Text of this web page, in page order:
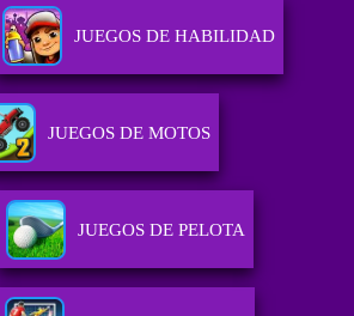
JUEGOS DE HABILIDAD
JUEGOS DE MOTOS
JUEGOS DE PELOTA